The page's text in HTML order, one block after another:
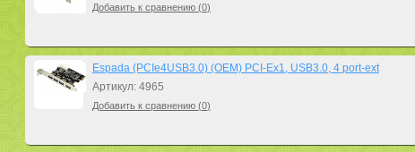
Добавить к сравнению (0)
Espada (PCIe4USB3.0) (OEM) PCI-Ex1, USB3.0, 4 port-ext
Артикул: 4965
Добавить к сравнению (0)